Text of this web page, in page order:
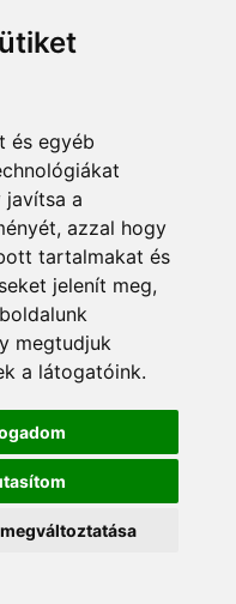
és egyéb
javítsa a
azzal hogy
tartalmakat és
jelenít meg,
megtudjuk
a látogatóink.
manólány
módok